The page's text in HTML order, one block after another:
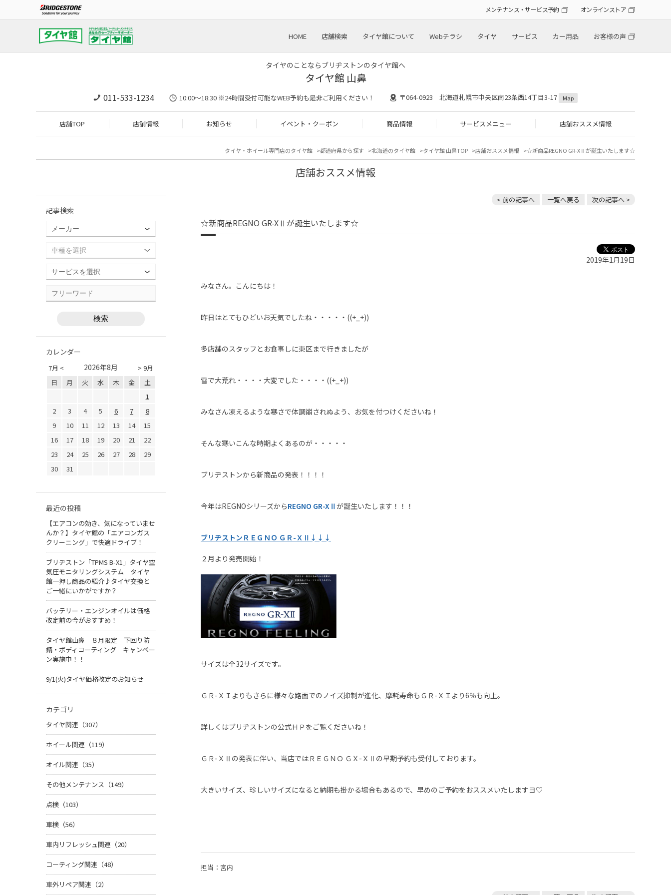
メンテナンス・サービス予約 オンラインストア
HOME 店舗検索 タイヤ館について Webチラシ タイヤ サービス カー用品 お客様の声
タイヤのことならブリヂストンのタイヤ館へ
タイヤ館 山鼻
011-533-1234 10:00～18:30 ※24時間受付可能なWEB予約も是非ご利用ください！ 〒064-0923 北海道札幌市中央区南23条西14丁目3-17 Map
店舗TOP 店舗情報 お知らせ イベント・クーポン 商品情報 サービスメニュー 店舗おススメ情報
タイヤ・ホイール専門店のタイヤ館 都道府県から探す 北海道のタイヤ館 タイヤ館 山鼻TOP 店舗おススメ情報 ☆新商品REGNO GR-XⅡが誕生いたします☆
店舗おススメ情報
< 前の記事へ 一覧へ戻る 次の記事へ >
☆新商品REGNO GR-XⅡが誕生いたします☆
2019年1月19日
みなさん。こんにちは！
昨日はとてもひどいお天気でしたね・・・・・((+_+))
多店舗のスタッフとお食事しに東区まで行きましたが
雪で大荒れ・・・・大変でした・・・・((+_+))
みなさん凍えるような寒さで体調崩されぬよう、お気を付つけくださいね！
そんな寒いこんな時期よくあるのが・・・・・
ブリヂストンから新商品の発表！！！！
今年はREGNOシリーズからREGNO GR-XⅡが誕生いたします！！！
ブリヂストンＲＥＧＮＯ ＧＲ-ＸⅡ↓↓↓
２月より発売開始！
サイズは全32サイズです。
ＧＲ-ＸＩよりもさらに様々な路面でのノイズ抑制が進化、摩耗寿命もＧＲ-ＸＩより6％も向上。
詳しくはブリヂストンの公式ＨＰをご覧くださいね！
ＧＲ-ＸⅡの発表に伴い、当店ではＲＥＧＮＯ ＧＸ-ＸⅡの早期予約も受付しております。
大きいサイズ、珍しいサイズになると納期も掛かる場合もあるので、早めのご予約をおススメいたしますヨ♡
担当：宮内
記事検索
カレンダー
7月 < > 9月
2026年8月
日 月 火 水 木 金
土
1
2
3 4 5 6 7
8
9
10 11 12 13 14
15
16
17 18 19 20 21
22
23
24 25 26 27 28
29
30
31
最近の投稿
【エアコンの効き、気になっていませ
んか？】タイヤ館の「エアコンガス
クリーニング」で快適ドライブ！
ブリヂストン「TPMS B-X1」タイヤ空
気圧モニタリングシステム タイヤ
館一押し商品の紹介♪タイヤ交換と
ご一緒にいかがですか？
バッテリー・エンジンオイルは価格
改定前の今がおすすめ！
タイヤ館山鼻 ８月限定 下回り防
錆・ボディコーティング キャンペー
ン実施中！！
9/1(火)タイヤ価格改定のお知らせ
カテゴリ
タイヤ関連（307）
ホイール関連（119）
オイル関連（35）
その他メンテナンス（149）
点検（103）
車検（56）
車内リフレッシュ関連（20）
コーティング関連（48）
車外リペア関連（2）